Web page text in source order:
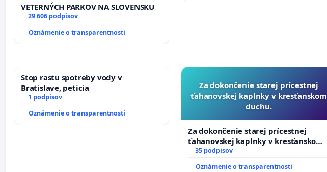
VETERNÝCH PARKOV NA SLOVENSKU
29 606 podpisov
Oznámenie o transparentnosti
Stop rastu spotreby vody v
Bratislave, peticia
1 podpisov
Oznámenie o transparentnosti
Za dokončenie starej prícestnej
ťahanovskej kaplnky v kresťanskom
duchu.
Za dokončenie starej prícestnej
ťahanovskej kaplnky v kresťanskom
duchu.
35 podpisov
Oznámenie o transparentnosti